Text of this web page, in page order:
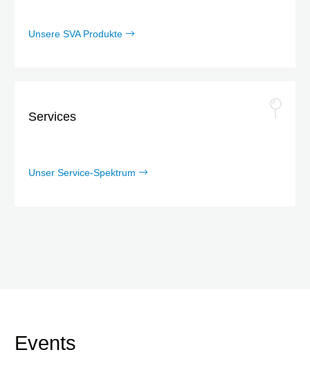
Unsere SVA Produkte
Services
Unser Service-Spektrum
Events